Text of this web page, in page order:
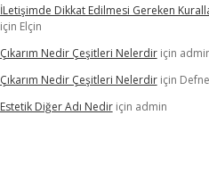
İLetişimde Dikkat Edilmesi Gereken
için Elçin
Çıkarım Nedir Çeşitleri Nelerdiriçin
Çıkarım Nedir Çeşitleri Nelerdiriçin Defne
Estetik Diğer Adı Nediriçin admin